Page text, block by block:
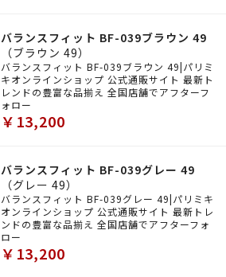
バランスフィット BF-039ブラウン 49
（ブラウン 49）
バランスフィット BF-039ブラウン 49|パリミ
キオンラインショップ 公式通販サイト 最新ト
レンドの豊富な品揃え 全国店舗でアフターフ
ォロー
￥13,200
バランスフィット BF-039グレー 49
（グレー 49）
バランスフィット BF-039グレー 49|パリミキ
オンラインショップ 公式通販サイト 最新トレ
ンドの豊富な品揃え 全国店舗でアフターフォ
ロー
￥13,200